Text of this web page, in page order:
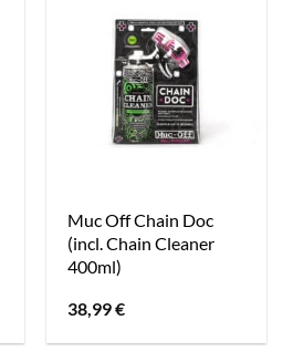
Muc Off Chain Doc
(incl. Chain Cleaner
400ml)
38,99€